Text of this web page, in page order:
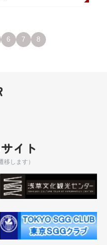
6 7 8
イト
移します）